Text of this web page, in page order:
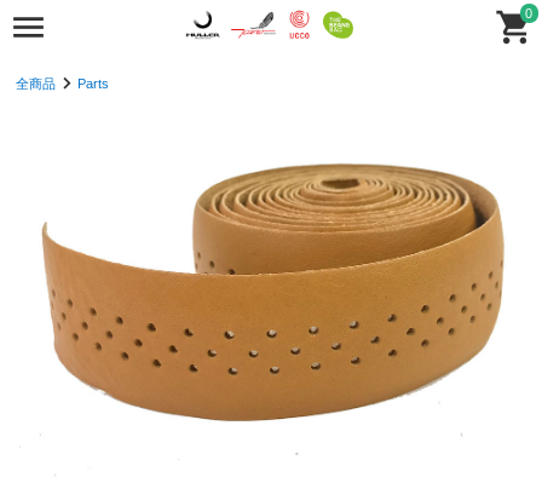
0
全商品 Parts